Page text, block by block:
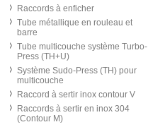
Raccords à enficher
Tube métallique en rouleau et
barre
Tube multicouche système Turbo-
Press (TH+U)
Système Sudo-Press (TH) pour
multicouche
Raccord à sertir inox contour V
Raccords à sertir en inox 304
(Contour M)